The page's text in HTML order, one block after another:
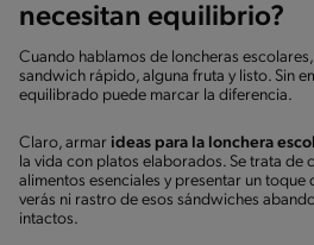
necesitan equilibrio?
Cuando hablamos de loncheras
sandwich rápido, alguna fruta y listo. Sin
equilibrado puede marcar la diferencia.
Claro, armar ideas para la lonchera
la vida con platos elaborados. Se trata de
alimentos esenciales y presentar un toque
verás ni rastro de esos sándwiches
intactos.